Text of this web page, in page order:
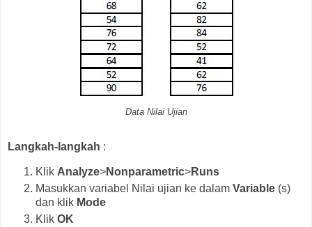
Data Nilai Ujian
Langkah-langkah :
Klik Analyze>Nonparametric>Runs
Masukkan variabel Nilai ujian ke dalam Variable (s)
dan klik Mode
Klik OK